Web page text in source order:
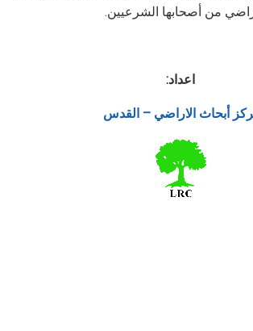
من أصحابها الشرعيين.
اعداد:
أبحاث الاراضي – القدس